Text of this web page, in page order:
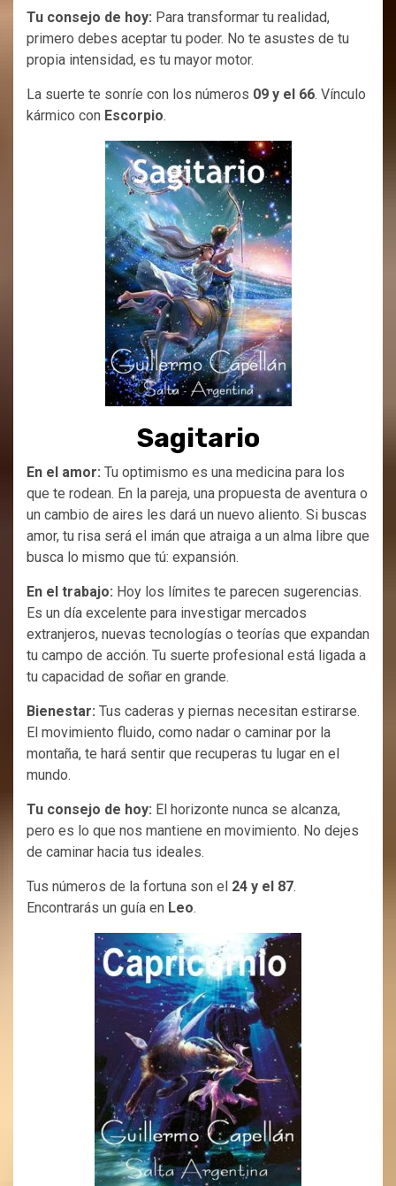
Tu consejo de hoy: Para transformar tu realidad,
primero debes aceptar tu poder. No te asustes de tu
propia intensidad, es tu mayor motor.
La suerte te sonríe con los números 09 y el 66. Vínculo
kármico con Escorpio.
Sagitario
En el amor: Tu optimismo es una medicina para los
que te rodean. En la pareja, una propuesta de aventura o
un cambio de aires les dará un nuevo aliento. Si buscas
amor, tu risa será el imán que atraiga a un alma libre que
busca lo mismo que tú: expansión.
En el trabajo: Hoy los límites te parecen sugerencias.
Es un día excelente para investigar mercados
extranjeros, nuevas tecnologías o teorías que expandan
tu campo de acción. Tu suerte profesional está ligada a
tu capacidad de soñar en grande.
Bienestar: Tus caderas y piernas necesitan estirarse.
El movimiento fluido, como nadar o caminar por la
montaña, te hará sentir que recuperas tu lugar en el
mundo.
Tu consejo de hoy: El horizonte nunca se alcanza,
pero es lo que nos mantiene en movimiento. No dejes
de caminar hacia tus ideales.
Tus números de la fortuna son el 24 y el 87.
Encontrarás un guía en Leo.